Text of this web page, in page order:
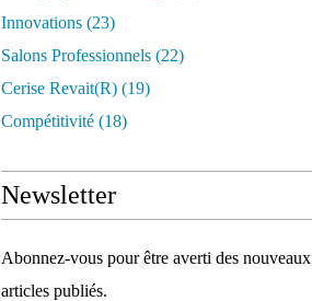
Innovations (23)
Salons Professionnels (22)
Cerise Revait(r) (19)
Compétitivité (18)
Newsletter
Abonnez-vous pour être averti des nouveaux
articles publiés.